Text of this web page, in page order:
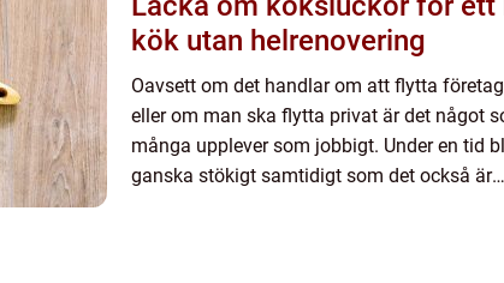
kök utan helrenovering
Oavsett om det handlar om att flytta
eller om man ska flytta privat är det något
många upplever som jobbigt. Under en tid
ganska stökigt samtidigt som det också är